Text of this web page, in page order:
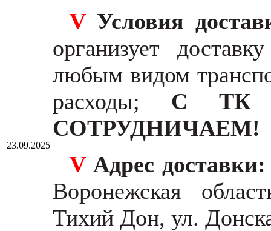
23.09.2025
V Условия
организует
любым видом
расходы; С ТК
СОТРУДНИЧАЕМ!
V Адрес
Воронежская
Тихий Дон, ул.